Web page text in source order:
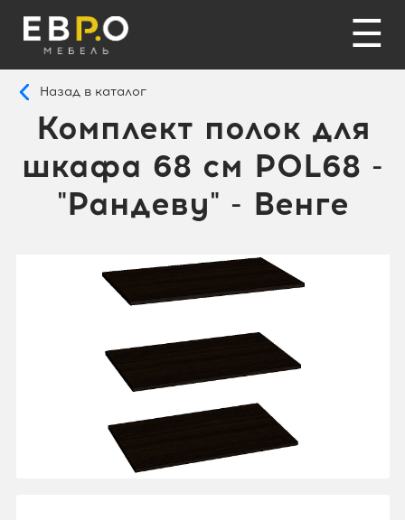
☰
Назад в каталог
Комплект полок для
шкафа 68 см POL68 -
"Рандеву" - Венге